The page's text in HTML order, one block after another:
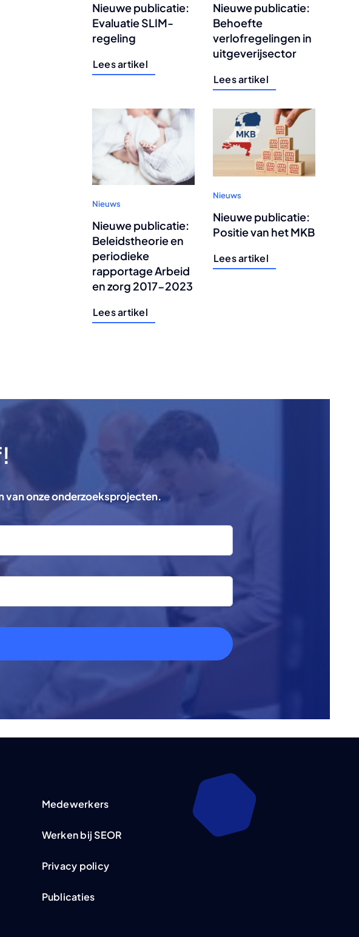
Nieuwe publicatie:
Evaluatie SLIM-
regeling
Lees artikel
Nieuwe publicatie:
Behoefte
verlofregelingen in
uitgeverijsector
Lees artikel
Nieuws
Nieuwe publicatie:
Beleidstheorie en
periodieke
rapportage Arbeid
en zorg 2017-2023
Lees artikel
Nieuws
Nieuwe publicatie:
Positie van het MKB
Lees artikel
van onze onderzoeksprojecten.
Medewerkers
Werken bij SEOR
Privacy policy
Publicaties